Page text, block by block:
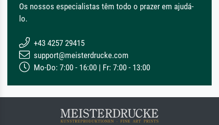
Os nossos especialistas têm todo o prazer em ajudá-
lo.
+43 4257 29415
support@meisterdrucke.com
Mo-Do: 7:00 - 16:00 | Fr: 7:00 - 13:00